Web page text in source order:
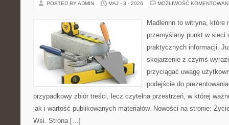
POSTED BY ADMIN MAJ - 3 - 2026 MOŻLIWOŚĆ
Madlennn to witryna, które
przemyślany punkt w sieci
praktycznych informacji.
skojarzenie z czymś
przyciągać uwagę
podejście do
przypadkowy zbiór treści, lecz czytelna przestrzeń, w której
jak i wartość publikowanych materiałów. Nowości na stronie:
Wsi. Strona […]